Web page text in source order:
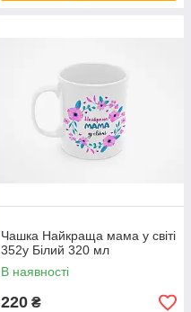
Чашка Найкраща мама у світі
352у Білий 320 мл
В наявності
220 ₴